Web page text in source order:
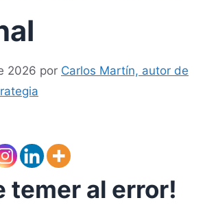
2026 por Carlos Martín, autor de
temer al error!